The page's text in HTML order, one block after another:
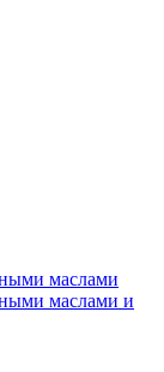
маслами
маслами и